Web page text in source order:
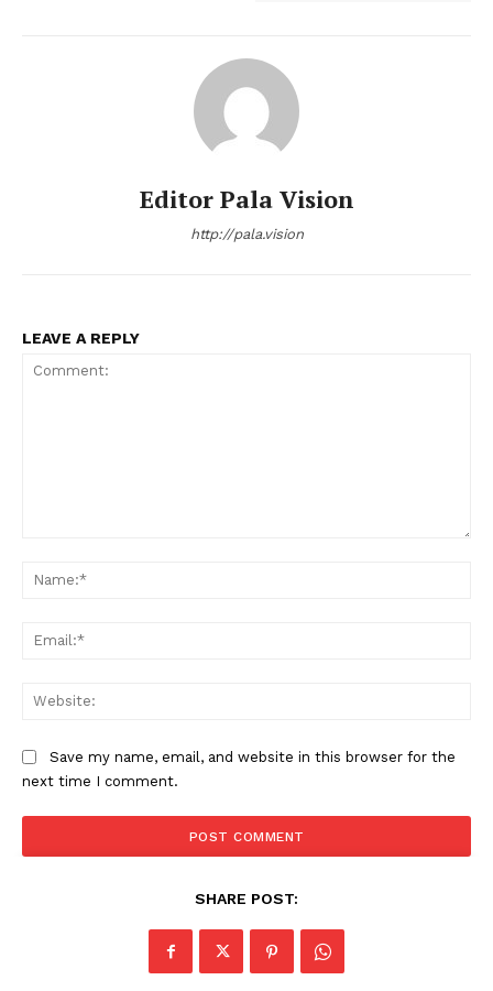
Editor Pala Vision
http://pala.vision
LEAVE A REPLY
Save my name, email, and website in this browser for the
next time I comment.
SHARE POST: